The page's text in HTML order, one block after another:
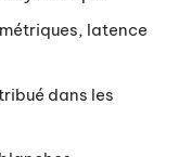
latence
dans les